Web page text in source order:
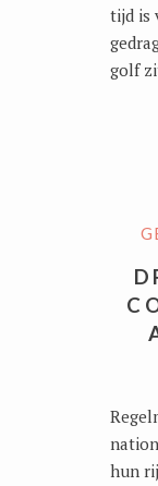
tijd is
golf
hun